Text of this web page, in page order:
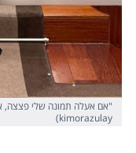
"אם אעלה תמונה שלי פצצה,
kimorazulay)